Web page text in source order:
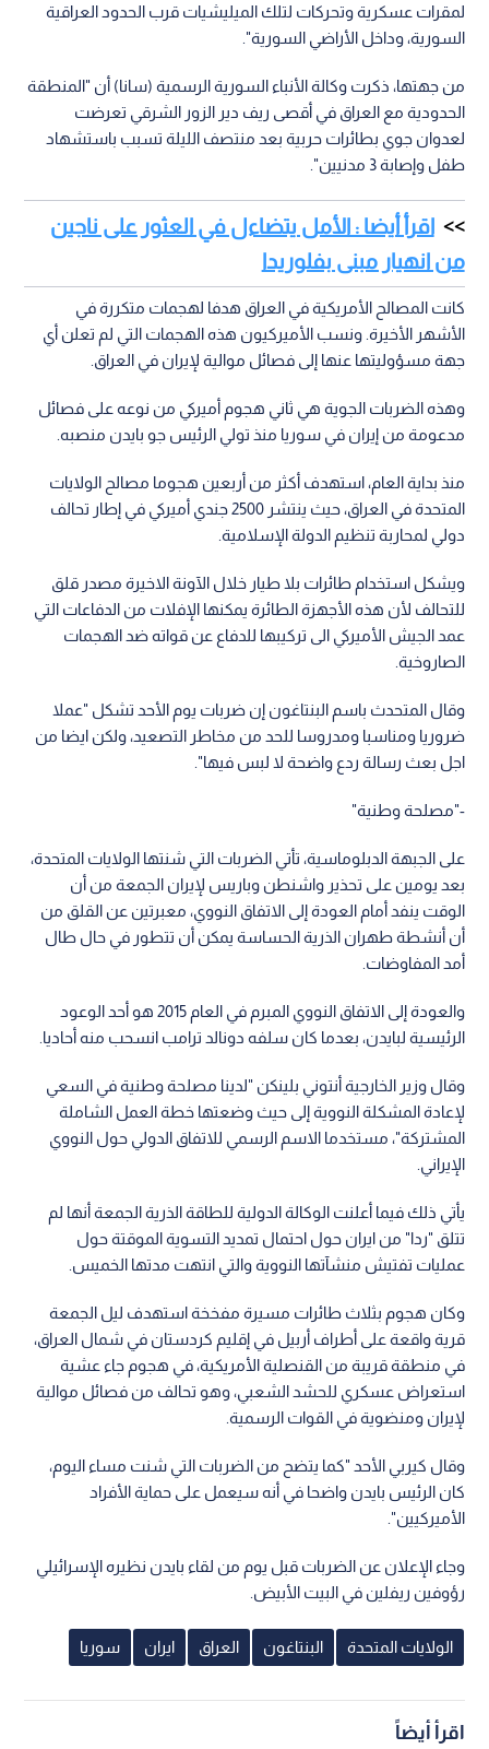
لمقرات عسكرية وتحركات لتلك الميليشيات قرب الحدود العراقية
السورية، وداخل الأراضي السورية".
من جهتها، ذكرت وكالة الأنباء السورية الرسمية (سانا) أن "المنطقة
الحدودية مع العراق في أقصى ريف دير الزور الشرقي تعرضت
لعدوان جوي بطائرات حربية بعد منتصف الليلة تسبب باستشهاد
طفل وإصابة 3 مدنيين".
اقرأ أيضا : الأمل يتضاءل في العثور على ناجين
من انهيار مبنى بفلوريدا
كانت المصالح الأمريكية في العراق هدفا لهجمات متكررة في
الأشهر الأخيرة. ونسب الأميركيون هذه الهجمات التي لم تعلن أي
جهة مسؤوليتها عنها إلى فصائل موالية لإيران في العراق.
وهذه الضربات الجوية هي ثاني هجوم أميركي من نوعه على فصائل
مدعومة من إيران في سوريا منذ تولي الرئيس جو بايدن منصبه.
منذ بداية العام، استهدف أكثر من أربعين هجوما مصالح الولايات
المتحدة في العراق، حيث ينتشر 2500 جندي أميركي في إطار تحالف
دولي لمحاربة تنظيم الدولة الإسلامية.
ويشكل استخدام طائرات بلا طيار خلال الآونة الاخيرة مصدر قلق
للتحالف لأن هذه الأجهزة الطائرة يمكنها الإفلات من الدفاعات التي
عمد الجيش الأميركي الى تركيبها للدفاع عن قواته ضد الهجمات
الصاروخية.
وقال المتحدث باسم البنتاغون إن ضربات يوم الأحد تشكل "عملا
ضروريا ومناسبا ومدروسا للحد من مخاطر التصعيد، ولكن ايضا من
اجل بعث رسالة ردع واضحة لا لبس فيها".
-"مصلحة وطنية"
على الجبهة الدبلوماسية، تأتي الضربات التي شنتها الولايات المتحدة،
بعد يومين على تحذير واشنطن وباريس لإيران الجمعة من أن
الوقت ينفد أمام العودة إلى الاتفاق النووي، معبرتين عن القلق من
أن أنشطة طهران الذرية الحساسة يمكن أن تتطور في حال طال
أمد المفاوضات.
والعودة إلى الاتفاق النووي المبرم في العام 2015 هو أحد الوعود
الرئيسية لبايدن، بعدما كان سلفه دونالد ترامب انسحب منه أحاديا.
وقال وزير الخارجية أنتوني بلينكن "لدينا مصلحة وطنية في السعي
لإعادة المشكلة النووية إلى حيث وضعتها خطة العمل الشاملة
المشتركة"، مستخدما الاسم الرسمي للاتفاق الدولي حول النووي
الإيراني.
يأتي ذلك فيما أعلنت الوكالة الدولية للطاقة الذرية الجمعة أنها لم
تتلق "ردا" من ايران حول احتمال تمديد التسوية الموقتة حول
عمليات تفتيش منشآتها النووية والتي انتهت مدتها الخميس.
وكان هجوم بثلاث طائرات مسيرة مفخخة استهدف ليل الجمعة
قرية واقعة على أطراف أربيل في إقليم كردستان في شمال العراق،
في منطقة قريبة من القنصلية الأمريكية، في هجوم جاء عشية
استعراض عسكري للحشد الشعبي، وهو تحالف من فصائل موالية
لإيران ومنضوية في القوات الرسمية.
وقال كيربي الأحد "كما يتضح من الضربات التي شنت مساء اليوم،
كان الرئيس بايدن واضحا في أنه سيعمل على حماية الأفراد
الأميركيين".
وجاء الإعلان عن الضربات قبل يوم من لقاء بايدن نظيره الإسرائيلي
رؤوفين ريفلين في البيت الأبيض.
الولايات المتحدة البنتاغون العراق ايران سوريا
اقرأ أيضاً